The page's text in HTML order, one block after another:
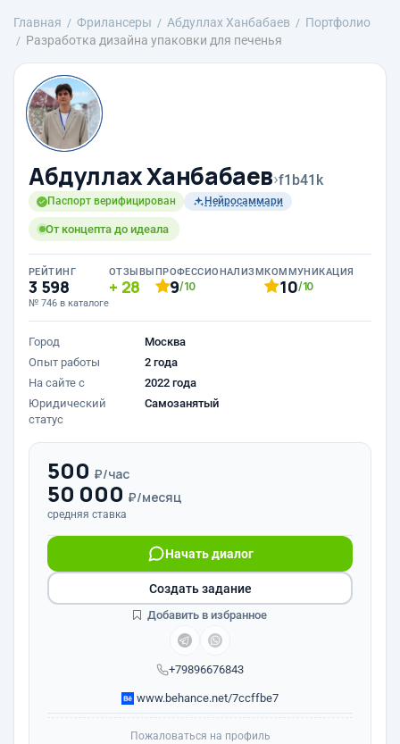
Главная Фрилансеры Абдуллах Ханбабаев
Портфолио
Разработка дизайна упаковки для печенья
Абдуллах Ханбабаев›f1b41k
Паспорт верифицирован Нейросаммари
От концепта до идеала
РЕЙТИНГ
3 598
№ 746 в каталоге
ОТЗЫВЫ
28
ПРОФЕССИОНАЛИЗМ
9/10
КОММУНИКАЦИЯ
10/10
Город
Москва
Опыт работы
2 года
На сайте с
2022 года
Юридический
статус
Самозанятый
500 ₽/час
50 000 ₽/месяц
средняя ставка
+79896676843
Начать диалог
www.behance.net/7ccffbe7
Создать задание
Добавить в избранное
Пожаловаться на профиль